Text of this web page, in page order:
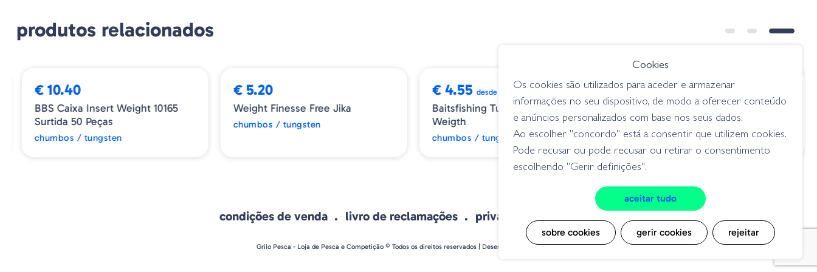
produtos relacionados
€ 10.40
BBS Caixa Insert Weight 10165
Surtida 50 Peças
chumbos / tungsten
€ 5.20
Weight Finesse Free Jika
chumbos / tungsten
€ 4.55 desde
Baitsfishing Tungsten Worm
Weigth
chumbos / tungsten
€ 10.40
BBS Caixa Clam Slip Shot 100pcs
chumbos / tungsten
condições de venda livro de reclamações privacidade
Grilo Pesca - Loja de Pesca e Competição © Todos os direitos reservados | Desenvolvido porBomsite
Cookies
Os cookies são utilizados para aceder e armazenar
informações no seu dispositivo, de modo a oferecer conteúdo
e anúncios personalizados com base nos seus dados.
Ao escolher "concordo" está a consentir que utilizem cookies.
Pode recusar ou pode recusar ou retirar o consentimento
escolhendo "Gerir definições".
aceitar tudo
sobre cookies gerir cookies rejeitar